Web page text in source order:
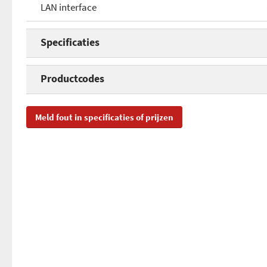
LAN interface
Specificaties
Maximale resolutie (optisch)
USB interface
Productcodes
SKU
Meld fout in specificaties of prijzen